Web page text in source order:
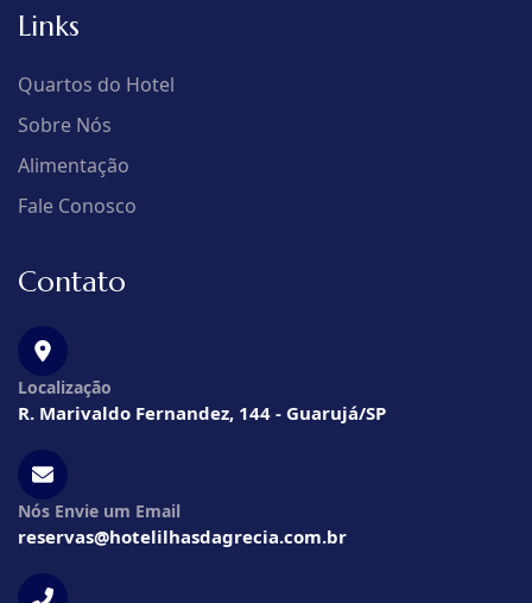
Links
Quartos do Hotel
Sobre Nós
Alimentação
Fale Conosco
Contato
Localização
R. Marivaldo Fernandez, 144 - Guarujá/SP
Nós Envie um Email
reservas@hotelilhasdagrecia.com.br